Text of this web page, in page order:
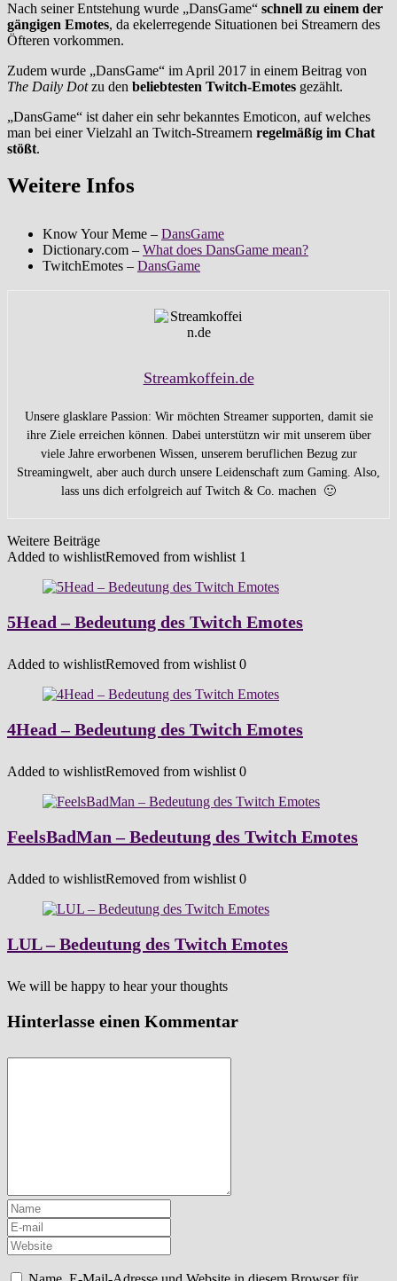
Nach seiner Entstehung wurde „DansGame“ schnell zu einem der
gängigen Emotes, da ekelerregende Situationen bei Streamern des
Öfteren vorkommen.
Zudem wurde „DansGame“ im April 2017 in einem Beitrag von
The Daily Dotzu den beliebtesten Twitch-Emotes gezählt.
„DansGame“ ist daher ein sehr bekanntes Emoticon, auf welches
man bei einer Vielzahl an Twitch-Streamern regelmäßíg im Chat
stößt.
Weitere Infos
Know Your Meme – DansGame
Dictionary.com – What does DansGame mean?
TwitchEmotes – DansGame
Streamkoffein.de
Unsere glasklare Passion: Wir möchten Streamer supporten, damit sie
ihre Ziele erreichen können. Dabei unterstützn wir mit unserem über
viele Jahre erworbenen Wissen, unserem beruflichen Bezug zur
Streamingwelt, aber auch durch unsere Leidenschaft zum Gaming. Also,
lass uns dich erfolgreich auf Twitch & Co. machen 🙂
Weitere Beiträge
Added to wishlistRemoved from wishlist 1
5Head – Bedeutung des Twitch Emotes
Added to wishlistRemoved from wishlist 0
4Head – Bedeutung des Twitch Emotes
Added to wishlistRemoved from wishlist 0
FeelsBadMan – Bedeutung des Twitch Emotes
Added to wishlistRemoved from wishlist 0
LUL – Bedeutung des Twitch Emotes
We will be happy to hear your thoughts
Hinterlasse einen Kommentar